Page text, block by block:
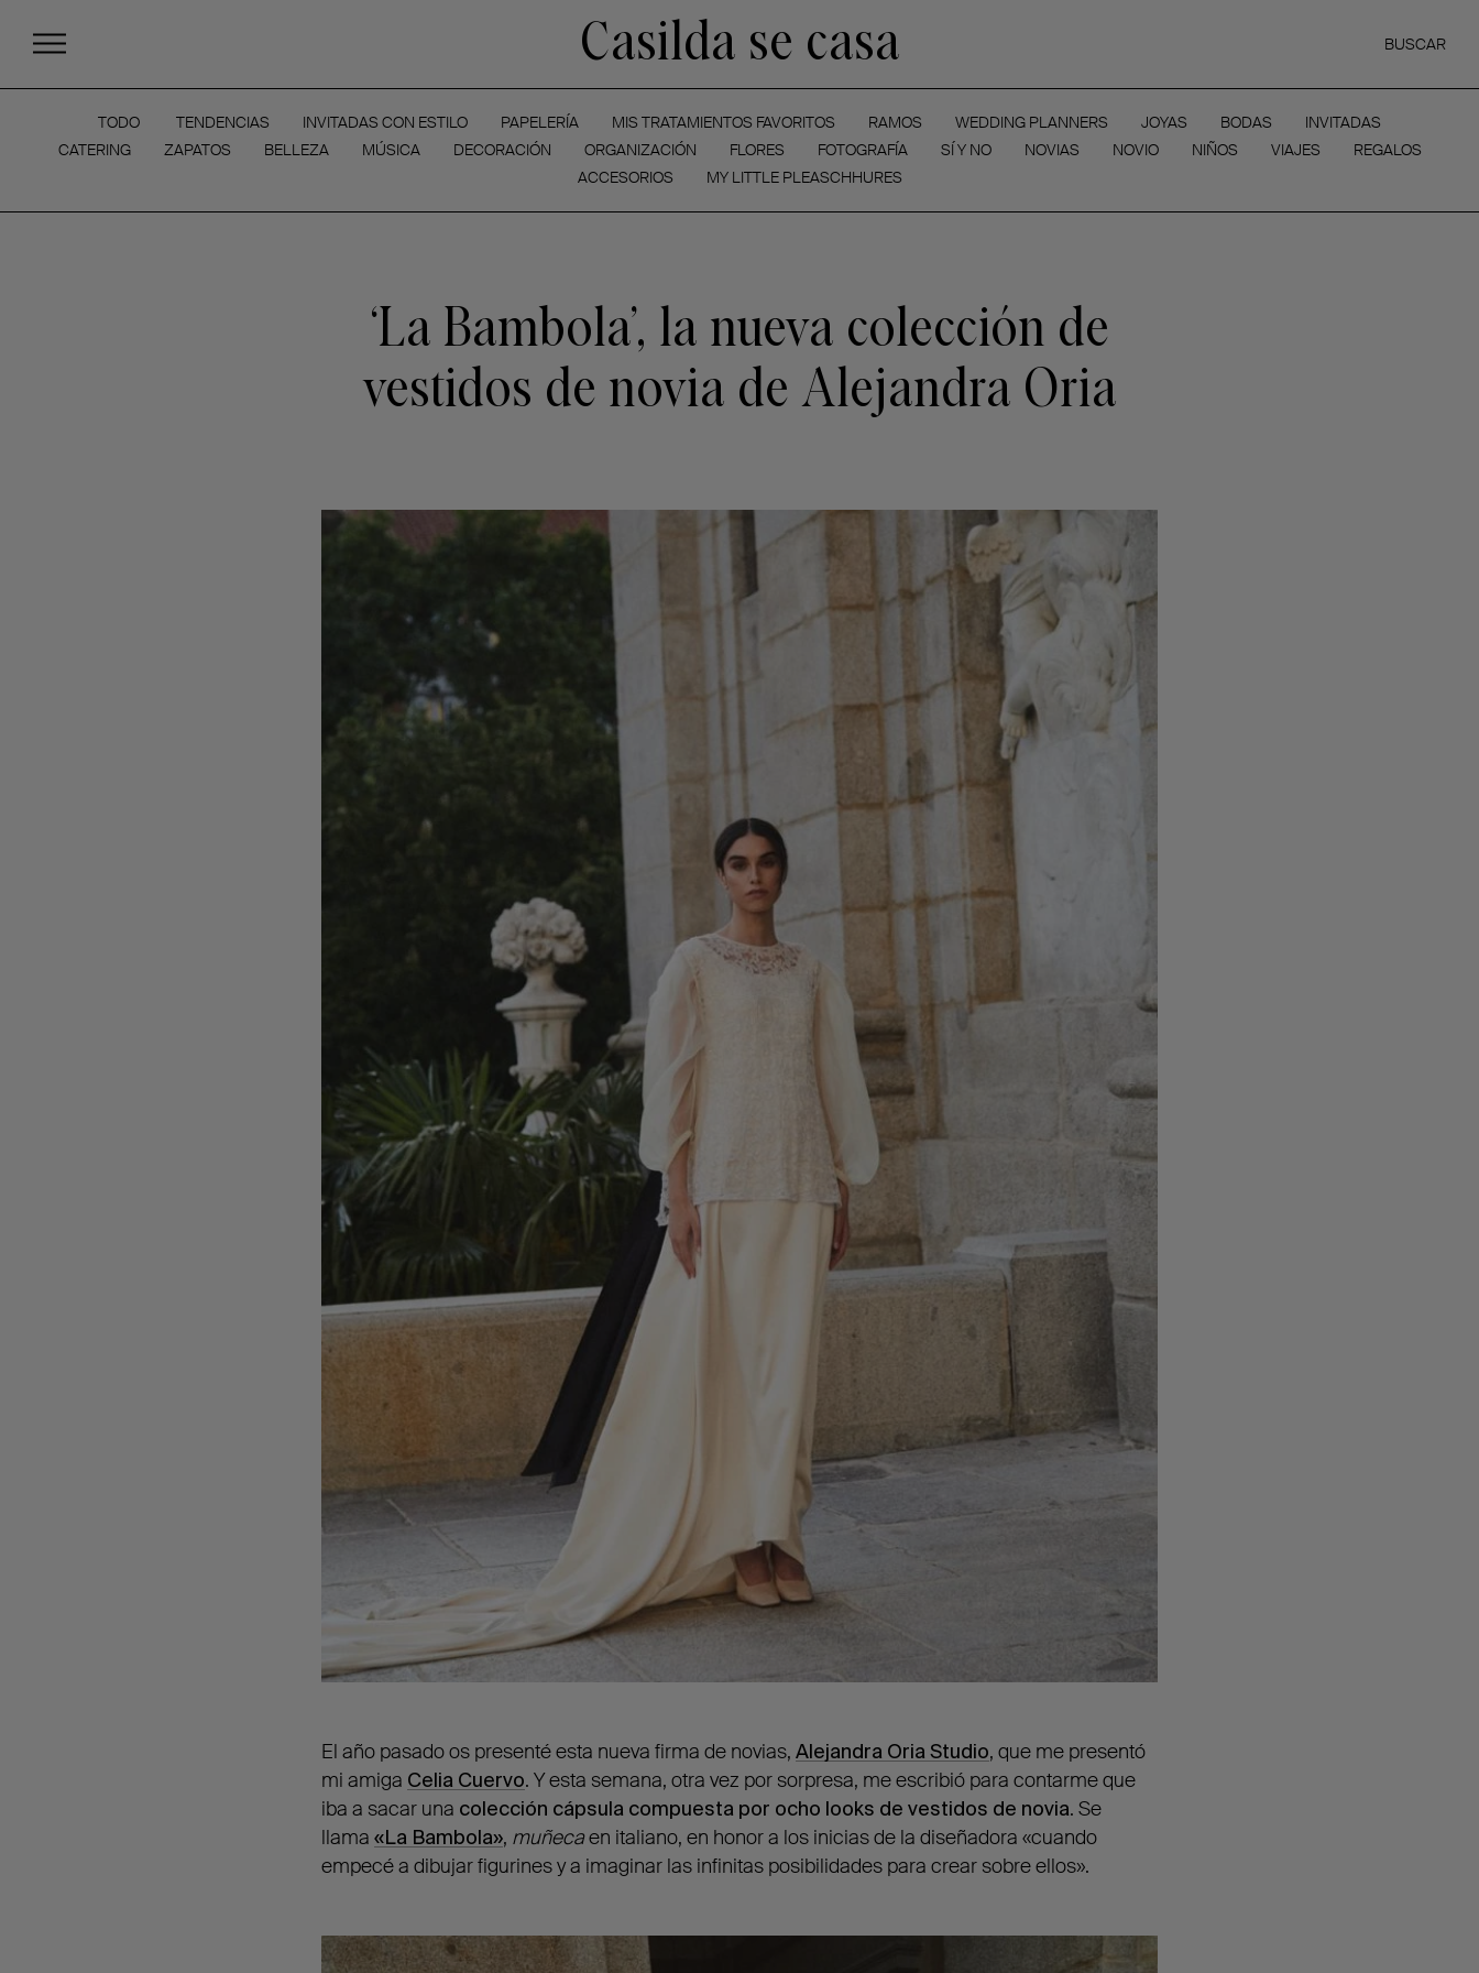
Casilda se casa BUSCAR
TODO TENDENCIAS INVITADAS CON ESTILO PAPELERÍA MIS TRATAMIENTOS FAVORITOS RAMOS WEDDING PLANNERS JOYAS BODAS
INVITADAS
CATERING
ZAPATOS BELLEZA MÚSICA DECORACIÓN ORGANIZACIÓN FLORES FOTOGRAFÍA SÍ Y NO NOVIAS NOVIO NIÑOS VIAJES
REGALOS
ACCESORIOS
MY LITTLE PLEASCHHURES
‘La Bambola’, la nueva colección de
vestidos de novia de Alejandra Oria
El año pasado os presenté esta nueva firma de novias, Alejandra Oria Studio, que me presentó
mi amiga Celia Cuervo. Y esta semana, otra vez por sorpresa, me escribió para contarme que
iba a sacar una colección cápsula compuesta por ocho looks de vestidos de novia. Se
llama «La Bambola», muñecaen italiano, en honor a los inicias de la diseñadora «cuando
empecé a dibujar figurines y a imaginar las infinitas posibilidades para crear sobre ellos».